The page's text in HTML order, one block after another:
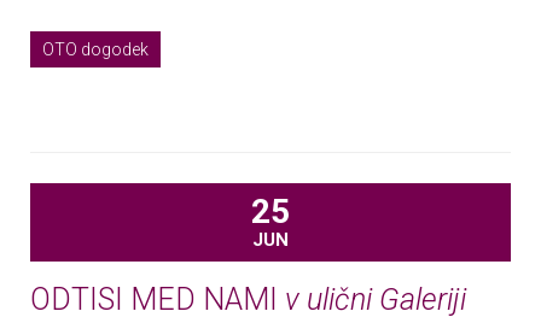
OTO dogodek
25
JUN
ODTISI MED NAMI v ulični Galeriji